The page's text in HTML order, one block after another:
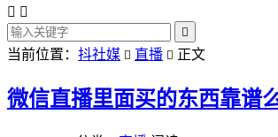
 

当前位置： 抖社媒  直播  正文
微信直播里面买的东西靠谱么